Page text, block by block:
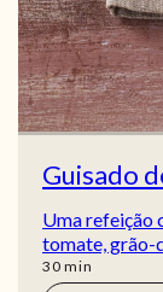
Guisado
Uma refeição
tomate, grão-
30min
min